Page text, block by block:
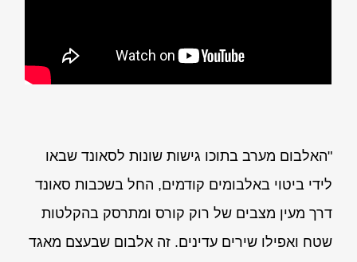
"האלבום מערב בתוכו גישות שונות לסאונד שבאו
לידי ביטוי באלבומים קודמים, החל בשכבות סאונד
דרך מעין מצבים של רוק קורס ומתרסק בהקלטות
שטח ואפילו שירים עדינים. זה אלבום שבעצם מאגד